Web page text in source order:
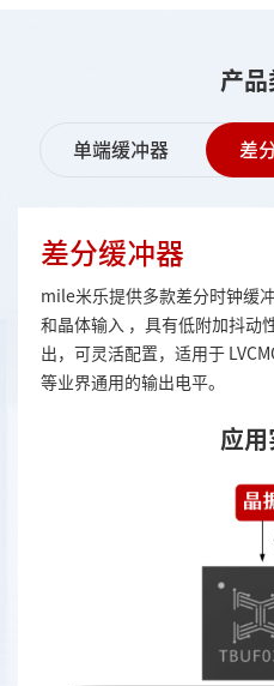
产品
单端缓冲器 差
差分缓冲器
mile米乐提供多款差分时钟缓
和晶体输入 ，具有低附加抖动
出，可灵活配置，适用于
等业界通用的输出电平。
应用